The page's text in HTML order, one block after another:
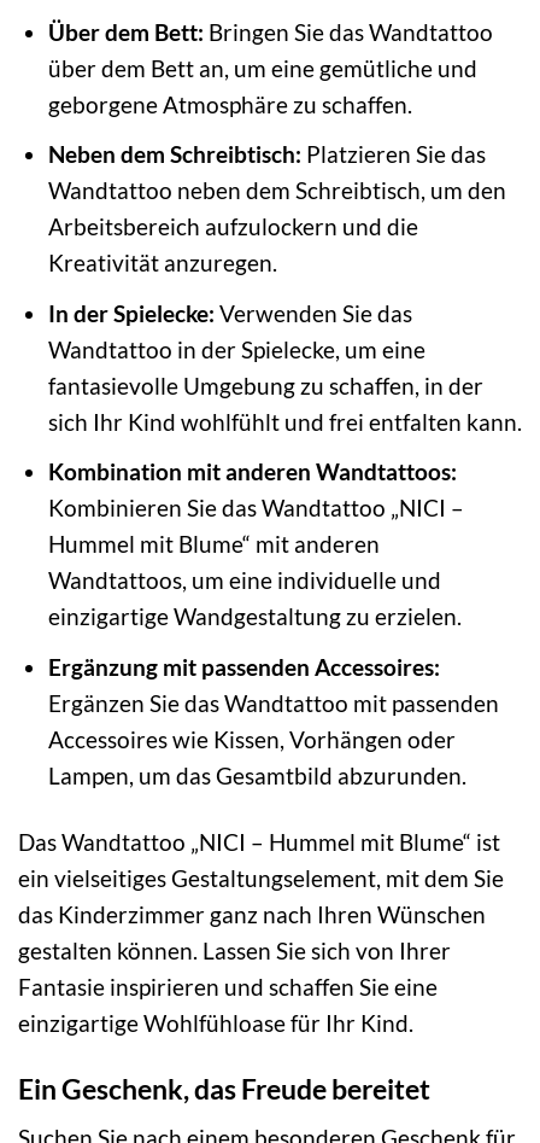
Über dem Bett: Bringen Sie das Wandtattoo
über dem Bett an, um eine gemütliche und
geborgene Atmosphäre zu schaffen.
Neben dem Schreibtisch: Platzieren Sie das
Wandtattoo neben dem Schreibtisch, um den
Arbeitsbereich aufzulockern und die
Kreativität anzuregen.
In der Spielecke: Verwenden Sie das
Wandtattoo in der Spielecke, um eine
fantasievolle Umgebung zu schaffen, in der
sich Ihr Kind wohlfühlt und frei entfalten kann.
Kombination mit anderen Wandtattoos:
Kombinieren Sie das Wandtattoo „NICI –
Hummel mit Blume“ mit anderen
Wandtattoos, um eine individuelle und
einzigartige Wandgestaltung zu erzielen.
Ergänzung mit passenden Accessoires:
Ergänzen Sie das Wandtattoo mit passenden
Accessoires wie Kissen, Vorhängen oder
Lampen, um das Gesamtbild abzurunden.
Das Wandtattoo „NICI – Hummel mit Blume“ ist
ein vielseitiges Gestaltungselement, mit dem Sie
das Kinderzimmer ganz nach Ihren Wünschen
gestalten können. Lassen Sie sich von Ihrer
Fantasie inspirieren und schaffen Sie eine
einzigartige Wohlfühloase für Ihr Kind.
Ein Geschenk, das Freude bereitet